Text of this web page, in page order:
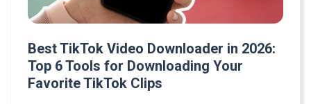
Best TikTok Video Downloader in 2026:
Top 6 Tools for Downloading Your
Favorite TikTok Clips